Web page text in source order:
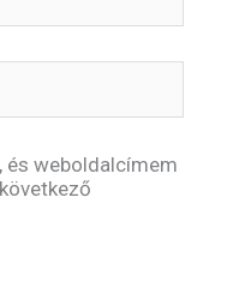
és weboldalcímem